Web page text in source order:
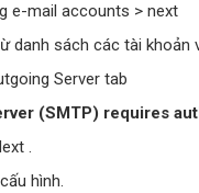
e-mail accounts > next
danh sách các tài khoản
Server tab
(SMTP) requires
.
hình.